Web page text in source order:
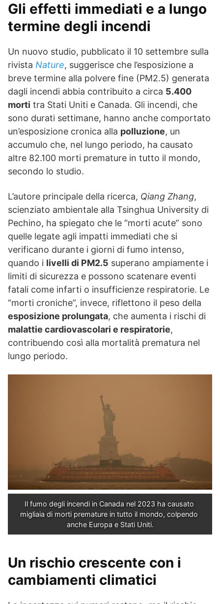
Gli effetti immediati e a lungo
termine degli incendi
Un nuovo studio, pubblicato il 10 settembre sulla
rivista Nature, suggerisce che l’esposizione a
breve termine alla polvere fine (PM2.5) generata
dagli incendi abbia contribuito a circa 5.400
morti tra Stati Uniti e Canada. Gli incendi, che
sono durati settimane, hanno anche comportato
un’esposizione cronica alla polluzione, un
accumulo che, nel lungo periodo, ha causato
altre 82.100 morti premature in tutto il mondo,
secondo lo studio.
L’autore principale della ricerca, Qiang Zhang,
scienziato ambientale alla Tsinghua University di
Pechino, ha spiegato che le “morti acute” sono
quelle legate agli impatti immediati che si
verificano durante i giorni di fumo intenso,
quando i livelli di PM2.5 superano ampiamente i
limiti di sicurezza e possono scatenare eventi
fatali come infarti o insufficienze respiratorie. Le
“morti croniche”, invece, riflettono il peso della
esposizione prolungata, che aumenta i rischi di
malattie cardiovascolari e respiratorie,
contribuendo così alla mortalità prematura nel
lungo periodo.
Il fumo degli incendi in Canada nel 2023 ha causato
migliaia di morti premature in tutto il mondo, colpendo
anche Europa e Stati Uniti.
Un rischio crescente con i
cambiamenti climatici